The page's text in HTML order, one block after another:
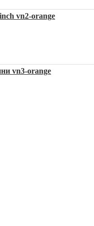
vn2-orange
vn3-orange